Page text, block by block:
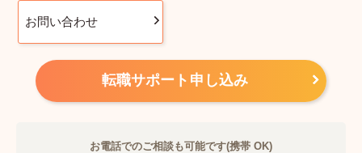
お問い合わせ
転職サポート申し込み
お電話でのご相談も可能です(携帯 OK)